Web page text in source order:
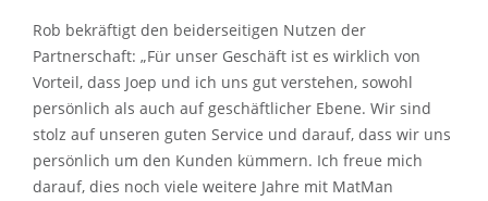
Rob bekräftigt den beiderseitigen Nutzen der
Partnerschaft: „Für unser Geschäft ist es wirklich von
Vorteil, dass Joep und ich uns gut verstehen, sowohl
persönlich als auch auf geschäftlicher Ebene. Wir sind
stolz auf unseren guten Service und darauf, dass wir uns
persönlich um den Kunden kümmern. Ich freue mich
darauf, dies noch viele weitere Jahre mit MatMan